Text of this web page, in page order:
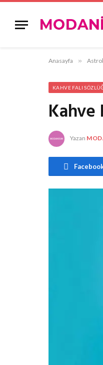
Anasayfa »
KAHVE FALI
Kahve
Yazan